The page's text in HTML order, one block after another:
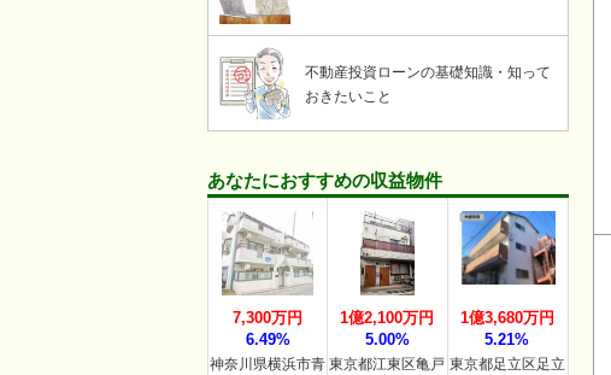
不動産投資ローンの基礎知識・知って
おきたいこと
あなたにおすすめの収益物件
神奈川県横浜市青
7,300万円
6.49%
東京都江東区亀戸
1億2,100万円
5.00%
東京都足立区足立
1億3,680万円
5.21%